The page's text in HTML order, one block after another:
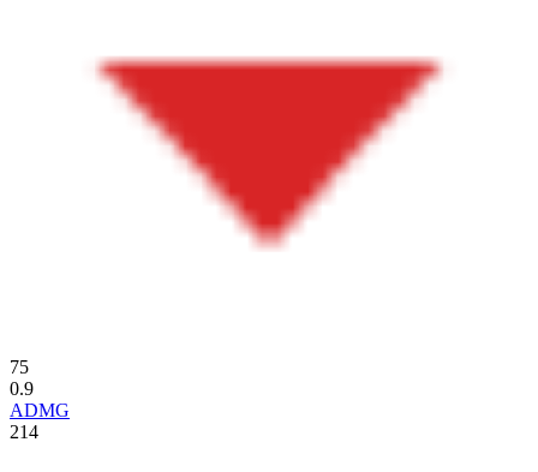
75
0.9
ADMG
214